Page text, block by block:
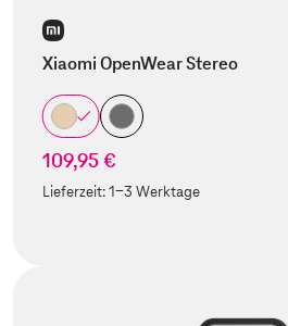
Xiaomi OpenWear Stereo
109,95 €
Lieferzeit:1-3 Werktage